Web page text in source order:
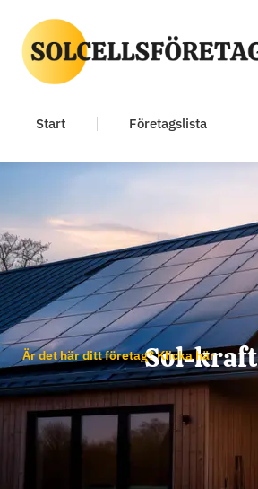
Start Företagslista
Sol-kraft
Är det här ditt företag? Klicka här